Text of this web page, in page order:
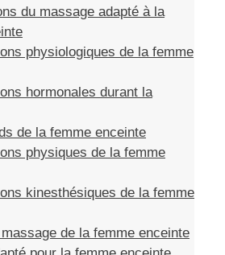
du massage adapté à la
physiologiques de la femme
hormonales durant la
de la femme enceinte
physiques de la femme
kinesthésiques de la femme
de la femme enceinte